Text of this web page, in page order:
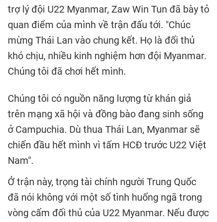
trợ lý đội U22 Myanmar, Zaw Win Tun đã bày tỏ
quan điểm của mình về trận đấu tới. "Chúc
mừng Thái Lan vào chung kết. Họ là đối thủ
khó chịu, nhiều kinh nghiệm hơn đội Myanmar.
Chúng tôi đã chơi hết mình.
Chúng tôi có nguồn năng lượng từ khán giả
trên mạng xã hội và đồng bào đang sinh sống
ở Campuchia. Dù thua Thái Lan, Myanmar sẽ
chiến đầu hết mình vì tấm HCĐ trước U22 Việt
Nam".
Ở trận này, trọng tài chính người Trung Quốc
đã nói không với một số tình huống ngã trong
vòng cấm đối thủ của U22 Myanmar. Nếu được